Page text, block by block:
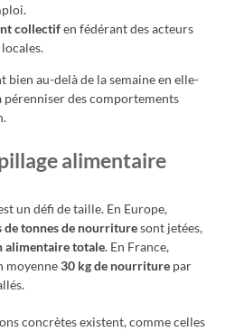
collectifen fédérant des acteurs
bien au-delà de la semaine en elle-
pérenniser des comportements
alimentaire
un défi de taille. En Europe,
de tonnes de nourrituresont jetées,
alimentaire totale. En France,
moyenne30 kg de nourriture par
concrètes existent, comme celles